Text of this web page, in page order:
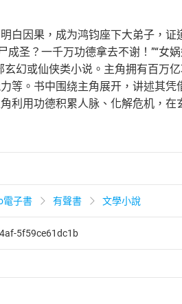
白因果，成为鸿钧座下大弟子，
成圣？一千万功德拿去不谢！”“女
幻或仙侠类小说。主角拥有百万
等。书中围绕主角展开，讲述其
利用功德积累人脉、化解危机，
電子書 有聲書 文學小說
5f59ce61dc1b